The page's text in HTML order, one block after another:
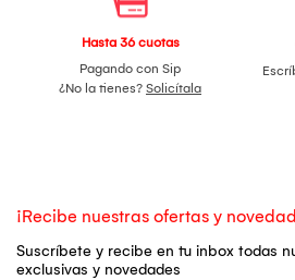
Hasta 36 cuotas
Pagando con Sip
¿No la tienes? Solicítala
¡Recibe nuestras ofertas y
Suscríbete y recibe en tu inbox todas
exclusivas y novedades